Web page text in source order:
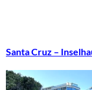
Santa Cruz –